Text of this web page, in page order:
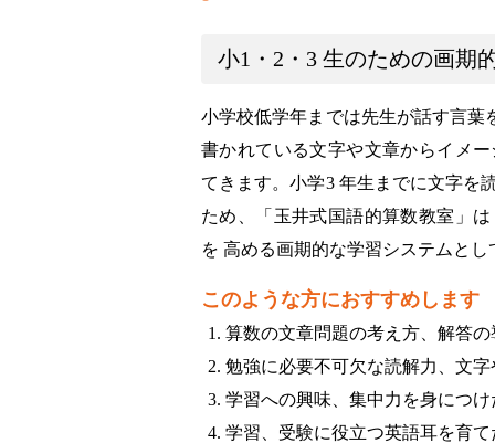
小1・2・3 生のための画期
小学校低学年までは先生が話す言葉
書かれている文字や文章からイメ
てきます。小学3 年生までに文字を
ため、「玉井式国語的算数教室」
を 高める画期的な学習システムと
このような方におすすめします
算数の文章問題の考え方、解答
勉強に必要不可欠な読解力、文
学習への興味、集中力を身につけ
学習、受験に役立つ英語耳を育て